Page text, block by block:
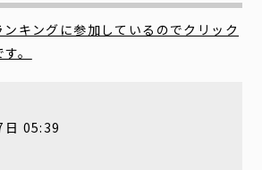
ンキングに参加しているのでクリック
。
05:39